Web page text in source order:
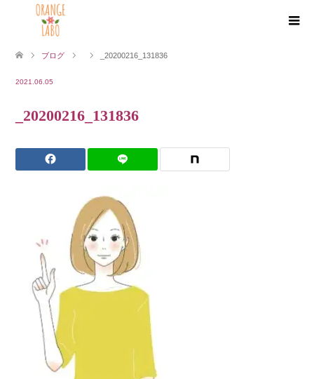
ブログ _20200216_131836
2021.06.05
_20200216_131836